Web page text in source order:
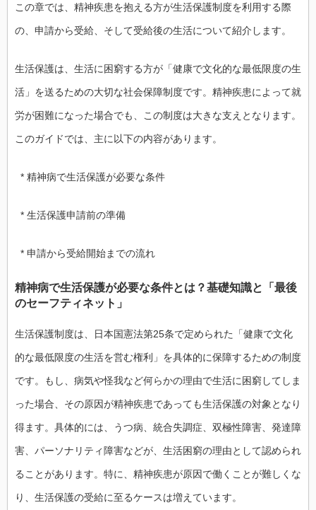
この章では、精神疾患を抱える方が生活保護制度を利用する際
の、申請から受給、そして受給後の生活について紹介します。
生活保護は、生活に困窮する方が「健康で文化的な最低限度の生
活」を送るための大切な社会保障制度です。精神疾患によって就
労が困難になった場合でも、この制度は大きな支えとなります。
このガイドでは、主に以下の内容があります。
* 精神病で生活保護が必要な条件
* 生活保護申請前の準備
* 申請から受給開始までの流れ
精神病で生活保護が必要な条件とは？基礎知識と「最後
のセーフティネット」
生活保護制度は、日本国憲法第25条で定められた「健康で文化
的な最低限度の生活を営む権利」を具体的に保障するための制度
です。もし、病気や怪我など何らかの理由で生活に困窮してしま
った場合、その原因が精神疾患であっても生活保護の対象となり
得ます。具体的には、うつ病、統合失調症、双極性障害、発達障
害、パーソナリティ障害などが、生活困窮の理由として認められ
ることがあります。特に、精神疾患が原因で働くことが難しくな
り、生活保護の受給に至るケースは増えています。